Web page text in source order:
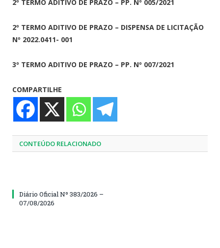
2º TERMO ADITIVO DE PRAZO – PP. Nº 005/2021
2º TERMO ADITIVO DE PRAZO – DISPENSA DE LICITAÇÃO
Nº 2022.0411- 001
3º TERMO ADITIVO DE PRAZO – PP. Nº 007/2021
COMPARTILHE
CONTEÚDO RELACIONADO
Diário Oficial Nº 383/2026 –
07/08/2026